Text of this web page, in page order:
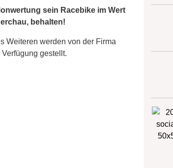
sein Racebike im Wert
behalten!
Weiteren werden von der Firma
gestellt.